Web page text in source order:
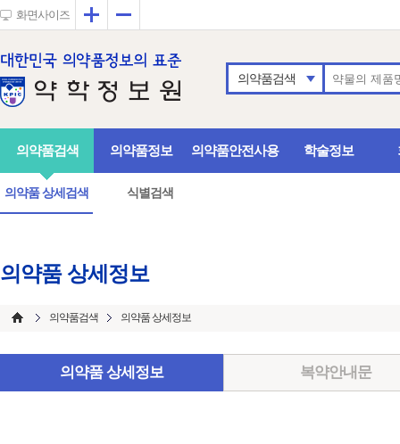
화면사이즈 확대
의약품검색
의약품검색
의약품 상세검색 식별검색
의약품정보 의약품안전사용 학술정보
의약품 상세정보
의약품검색 의약품 상세정보
의약품 상세정보 복약안내문